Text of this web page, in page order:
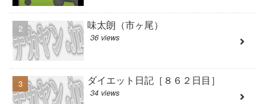
味太朗（市ヶ尾）
36 views
ダイエット日記［８６２日目］
34 views